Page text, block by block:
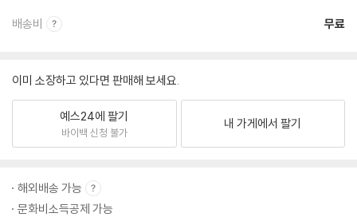
배송비 무료
이미 소장하고 있다면 판매해 보세요.
예스24에 팔기
바이백 신청 불가
내 가게에서 팔기
해외배송 가능
문화비소득공제 가능